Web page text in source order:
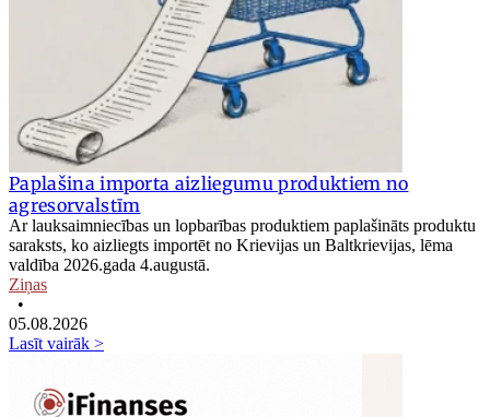
Paplašina importa aizliegumu produktiem no
agresorvalstīm
Ar lauksaimniecības un lopbarības produktiem paplašināts produktu
saraksts, ko aizliegts importēt no Krievijas un Baltkrievijas, lēma
valdība 2026.gada 4.augustā.
Ziņas
•
05.08.2026
Lasīt vairāk >